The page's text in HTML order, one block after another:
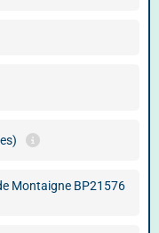
Montaigne BP21576